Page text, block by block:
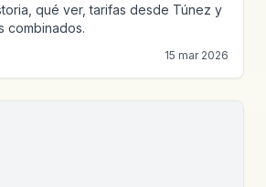
qué ver, tarifas desde Túnez y
combinados.
15 mar 2026